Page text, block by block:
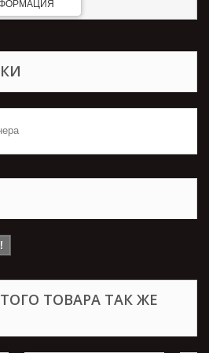
ТОВАРА ТАК ЖЕ